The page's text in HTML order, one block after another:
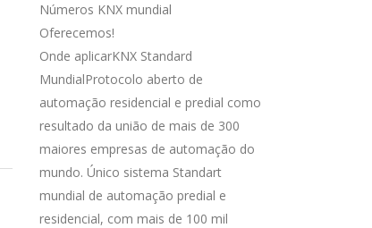
Números KNX mundial
Oferecemos!
Onde aplicarKNX Standard
MundialProtocolo aberto de
automação residencial e predial como
resultado da união de mais de 300
maiores empresas de automação do
mundo. Único sistema Standart
mundial de automação predial e
residencial, com mais de 100 mil